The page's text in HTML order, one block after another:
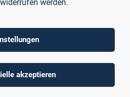
widerrufen werden.
akzeptieren